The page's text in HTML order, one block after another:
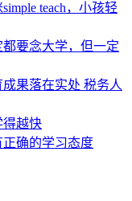
teach，小孩轻
要念大学，但一定
果落在实处 税务人
得越快
确的学习态度